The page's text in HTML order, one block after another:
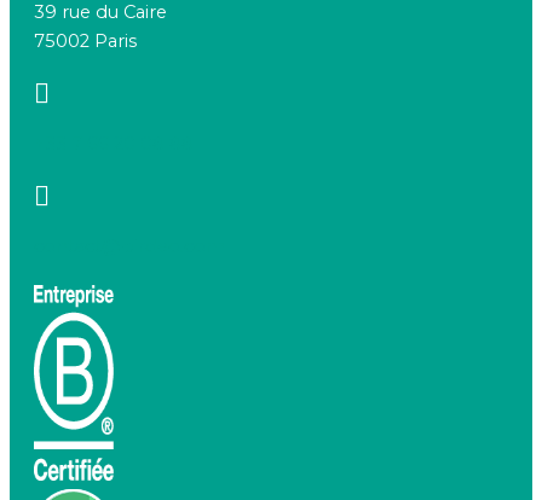
39 rue du Caire
75002 Paris